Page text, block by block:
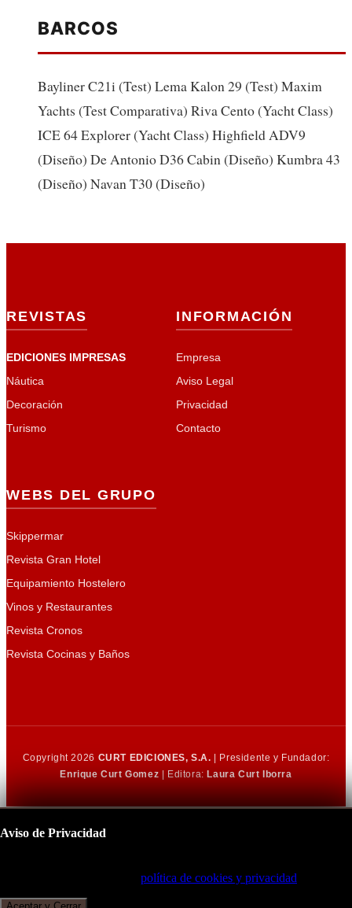
BARCOS
Bayliner C21i (Test) Lema Kalon 29 (Test) Maxim
Yachts (Test Comparativa) Riva Cento (Yacht Class)
ICE 64 Explorer (Yacht Class) Highfield ADV9
(Diseño) De Antonio D36 Cabin (Diseño) Kumbra 43
(Diseño) Navan T30 (Diseño)
REVISTAS
EDICIONES IMPRESAS
Náutica
Decoración
Turismo
INFORMACIÓN
Empresa
Aviso Legal
Privacidad
Contacto
WEBS DEL GRUPO
Skippermar
Revista Gran Hotel
Equipamiento Hostelero
Vinos y Restaurantes
Revista Cronos
Revista Cocinas y Baños
Copyright 2026 CURT EDICIONES, S.A. | Presidente y Fundador:
Enrique Curt Gomez | Editora:Laura Curt Iborra
Aviso de Privacidad
política de cookies y privacidad